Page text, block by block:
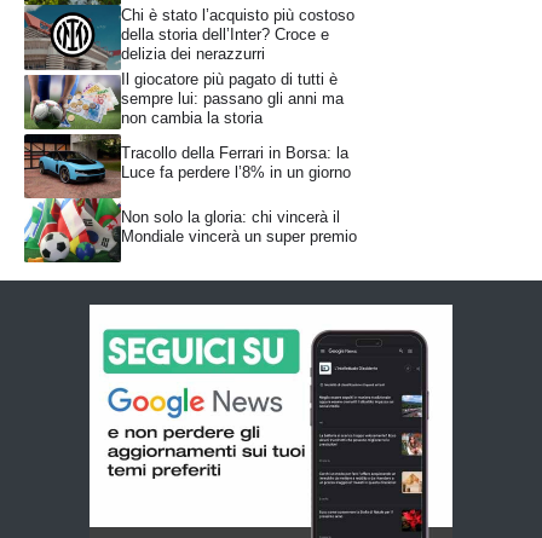
Chi è stato l’acquisto più costoso
della storia dell’Inter? Croce e
delizia dei nerazzurri
Il giocatore più pagato di tutti è
sempre lui: passano gli anni ma
non cambia la storia
Tracollo della Ferrari in Borsa: la
Luce fa perdere l’8% in un giorno
Non solo la gloria: chi vincerà il
Mondiale vincerà un super premio